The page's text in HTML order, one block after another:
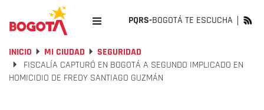
PQRS-BOGOTÁ TE ESCUCHA
INICIO MI CIUDAD
SEGURIDAD
FISCALÍA CAPTURÓ EN BOGOTÁ A SEGUNDO IMPLICADO EN
HOMICIDIO DE FREDY SANTIAGO GUZMÁN